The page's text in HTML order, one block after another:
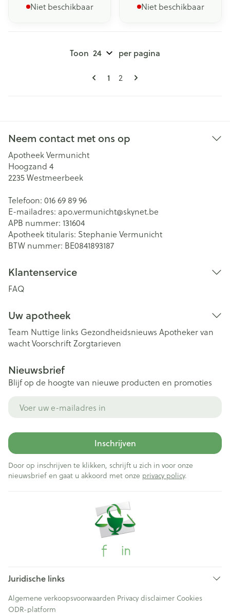
Niet beschikbaar Niet beschikbaar
Pagina's
U lees momenteel pagina
1 Pagina
2
Toon per pagina
Neem contact met ons op
Apotheek Vermunicht
Hoogzand 4
2235Westmeerbeek
Telefoon: 016 69 89 96
E-mailadres: apo.vermunicht@skynet.be
APB nummer: 131604
Apotheek titularis: Stephanie Vermunicht
BTW nummer: BE0841893187
Klantenservice
FAQ
Uw apotheek
Team Nuttige links Gezondheidsnieuws Apotheker van
wachtVoorschriftZorgtarieven
Nieuwsbrief
Blijf op de hoogte van nieuwe producten en promoties
Inschrijven
Door op inschrijven te klikken, schrijft u zich in voor onze
nieuwsbrief en gaat u akkoord met onze privacy policy.
Juridische links
Algemene verkoopsvoorwaarden Privacy disclaimer Cookies
ODR-platform